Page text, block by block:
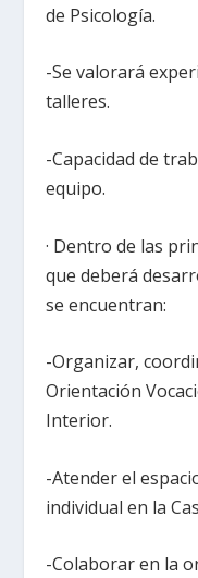
de Psicología.
-Se valorará
talleres.
-Capacidad de
equipo.
· Dentro de las
que deberá
se encuentran:
-Organizar,
Orientación
Interior.
-Atender el
individual en la
-Colaborar en la